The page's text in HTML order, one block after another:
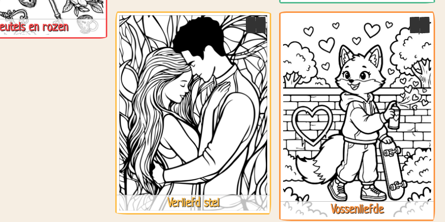
en rozen
Verliefd stel Vossenliefde